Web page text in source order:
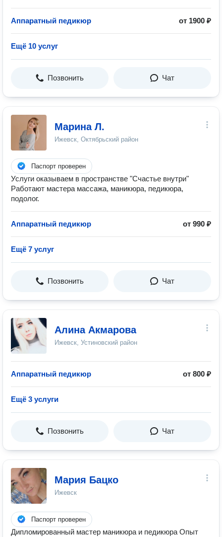
Аппаратный педикюр от 1900 ₽
Ещё 10 услуг
Позвонить Чат
Марина Л.
Ижевск, Октябрьский район
Паспорт проверен
Услуги оказываем в пространстве "Счастье внутри"
Работают мастера массажа, маникюра, педикюра,
подолог.
Аппаратный педикюр от 990 ₽
Ещё 7 услуг
Позвонить Чат
Алина Акмарова
Ижевск, Устиновский район
Аппаратный педикюр от 800 ₽
Ещё 3 услуги
Позвонить Чат
Мария Бацко
Ижевск
Паспорт проверен
Дипломированный мастер маникюра и педикюра Опыт